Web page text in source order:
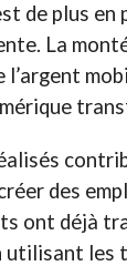
de plus en
La
l’argent
des
ont déjà
utilisant les